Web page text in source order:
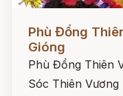
Phù Đổng
Gióng
Phù Đổng Thiên
Sóc Thiên